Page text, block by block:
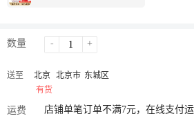
数量 - +
送至 北京 北京市 东城区
有货
运费 店铺单笔订单不满7元，在线支付